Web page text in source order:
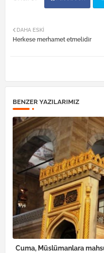
DAHA ESKI
Herkese merhamet etmelidir
BENZER YAZILARIMIZ
Cuma, Müslümanlara